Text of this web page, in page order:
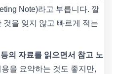
Note)라고 부릅니다. 깔
것을 잊지 않고 빠르게 적는
의 자료를 읽으면서 참고 노
을 요약하는 것도 좋지만,